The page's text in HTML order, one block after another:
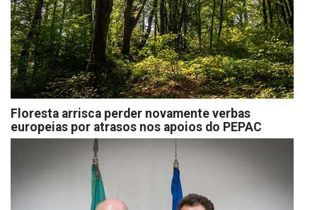
Floresta arrisca perder novamente verbas
europeias por atrasos nos apoios do PEPAC